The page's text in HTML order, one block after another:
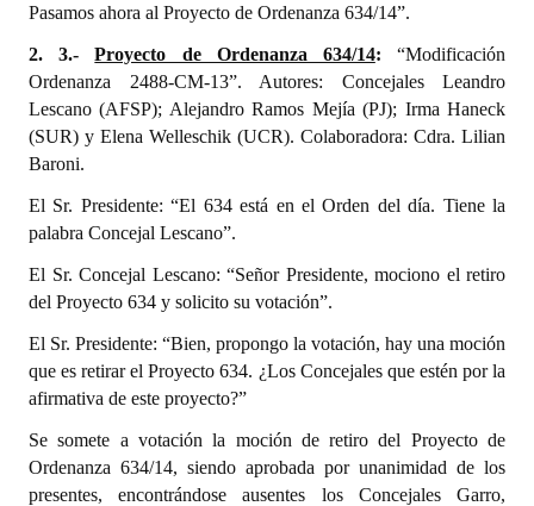
Pasamos ahora al Proyecto de Ordenanza 634/14”.
2. 3.-Proyecto de Ordenanza 634/14: “Modificación
Ordenanza 2488-CM-13”. Autores: Concejales Leandro
Lescano (AFSP); Alejandro Ramos Mejía (PJ); Irma Haneck
(SUR) y Elena Welleschik (UCR). Colaboradora: Cdra. Lilian
Baroni.
El Sr. Presidente: “El 634 está en el Orden del día. Tiene la
palabra Concejal Lescano”.
El Sr. Concejal Lescano: “Señor Presidente, mociono el retiro
del Proyecto 634 y solicito su votación”.
El Sr. Presidente: “Bien, propongo la votación, hay una moción
que es retirar el Proyecto 634. ¿Los Concejales que estén por la
afirmativa de este proyecto?”
Se somete a votación la moción de retiro del Proyecto de
Ordenanza 634/14, siendo aprobada por unanimidad de los
presentes, encontrándose ausentes los Concejales Garro,